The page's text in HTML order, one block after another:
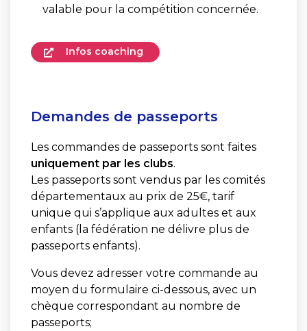
valable pour la compétition concernée.
Infos coaching
Demandes de passeports
Les commandes de passeports sont faites
uniquement par les clubs.
Les passeports sont vendus par les comités
départementaux au prix de 25€, tarif
unique qui s’applique aux adultes et aux
enfants (la fédération ne délivre plus de
passeports enfants).
Vous devez adresser votre commande au
moyen du formulaire ci-dessous, avec un
chèque correspondant au nombre de
passeports;